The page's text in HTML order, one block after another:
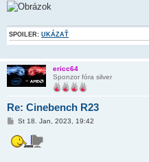
SPOILER: UKÁZAŤ
ericc64
Sponzor fóra silver
Re: Cinebench R23
P
í
s
St 18. Jan, 2023, 19:42